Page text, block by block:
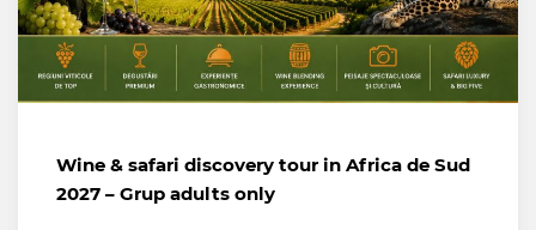
Wine & safari discovery tour in Africa de Sud
2027 – Grup adults only